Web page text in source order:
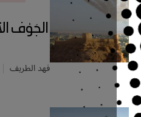
الجَوْف الآثار
فهد الطريف سبتمبر 8,